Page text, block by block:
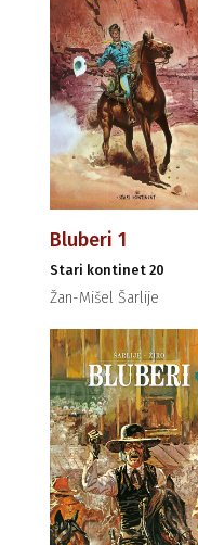
Bluberi 1
Stari kontinet 20
Žan-Mišel Šarlije